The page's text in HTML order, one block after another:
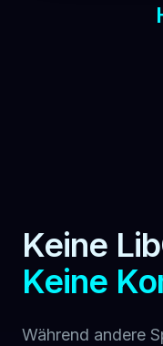
Keine
Keine
Während andere